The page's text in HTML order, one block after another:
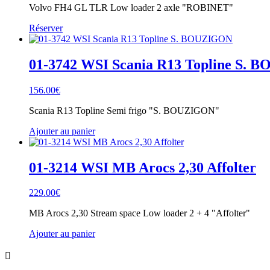
Volvo FH4 GL TLR Low loader 2 axle "ROBINET"
Réserver
01-3742 WSI Scania R13 Topline S.
156.00€
Scania R13 Topline Semi frigo "S. BOUZIGON"
Ajouter au panier
01-3214 WSI MB Arocs 2,30 Affolter
229.00€
MB Arocs 2,30 Stream space Low loader 2 + 4 "Affolter"
Ajouter au panier
